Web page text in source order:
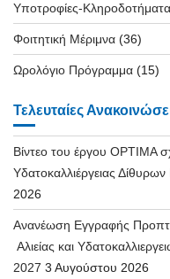
Υποτροφίες-Κληροδοτήματα
Φοιτητική Μέριμνα (36)
Ωρολόγιο Πρόγραμμα (15)
Τελευταίες
Βίντεο του έργου OPTIMA
Υδατοκαλλιέργειας
2026
Ανανέωση Εγγραφής
Αλιείας και
2027 3 Αυγούστου 2026